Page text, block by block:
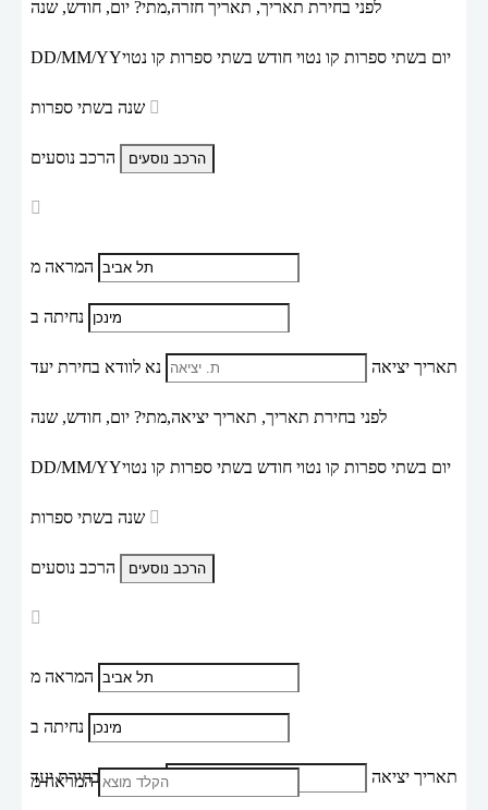
לפני בחירת תאריך, תאריך חזרה,מתי? יום, חודש, שנה
DD/MM/YYיום בשתי ספרות קו נטוי חודש בשתי ספרות קו נטוי
הרכב נוסעים
המראה מ
נחיתה ב
תאריך יציאה נא לוודא בחירת יעד
לפני בחירת תאריך, תאריך יציאה,מתי? יום, חודש, שנה
DD/MM/YYיום בשתי ספרות קו נטוי חודש בשתי ספרות קו נטוי
הרכב נוסעים
המראה מ
נחיתה ב
תאריך יציאה נא לוודא בחירת יעד
המראה מ